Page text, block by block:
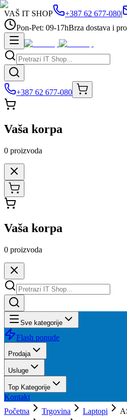
VAŠ IT SHOP +387 62 677-080|
Pon-Pet: 09-17hBrza dostava i
+387 62 677-080
Vaša korpa
0 proizvoda
Vaša korpa
0 proizvoda
Sve kategorije
Flash ponude
Prodaja
Usluge
Top Kategorije
Kontakt
Početna
Trgovina Laptopi